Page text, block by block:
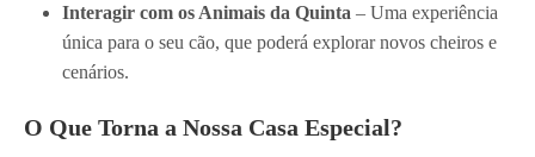
Interagir com os Animais da Quinta – Uma experiência
única para o seu cão, que poderá explorar novos cheiros e
cenários.
O Que Torna a Nossa Casa Especial?